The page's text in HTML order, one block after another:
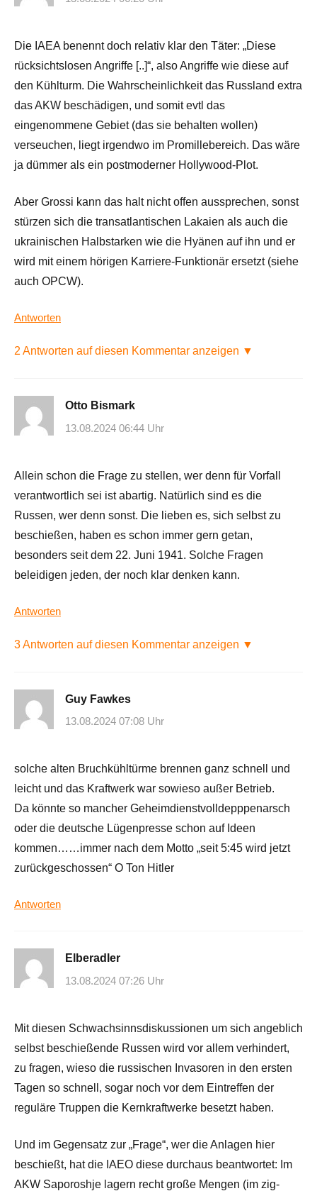
Die IAEA benennt doch relativ klar den Täter: „Diese
rücksichtslosen Angriffe [..]“, also Angriffe wie diese auf
den Kühlturm. Die Wahrscheinlichkeit das Russland extra
das AKW beschädigen, und somit evtl das
eingenommene Gebiet (das sie behalten wollen)
verseuchen, liegt irgendwo im Promillebereich. Das wäre
ja dümmer als ein postmoderner Hollywood-Plot.
Aber Grossi kann das halt nicht offen aussprechen, sonst
stürzen sich die transatlantischen Lakaien als auch die
ukrainischen Halbstarken wie die Hyänen auf ihn und er
wird mit einem hörigen Karriere-Funktionär ersetzt (siehe
auch OPCW).
Antworten
2 Antworten auf diesen Kommentar anzeigen ▼
Otto Bismark
13.08.2024 06:44 Uhr
Allein schon die Frage zu stellen, wer denn für Vorfall
verantwortlich sei ist abartig. Natürlich sind es die
Russen, wer denn sonst. Die lieben es, sich selbst zu
beschießen, haben es schon immer gern getan,
besonders seit dem 22. Juni 1941. Solche Fragen
beleidigen jeden, der noch klar denken kann.
Antworten
3 Antworten auf diesen Kommentar anzeigen ▼
Guy Fawkes
13.08.2024 07:08 Uhr
solche alten Bruchkühltürme brennen ganz schnell und
leicht und das Kraftwerk war sowieso außer Betrieb.
Da könnte so mancher Geheimdienstvolldepppenarsch
oder die deutsche Lügenpresse schon auf Ideen
kommen……immer nach dem Motto „seit 5:45 wird jetzt
zurückgeschossen“ O Ton Hitler
Antworten
Elberadler
13.08.2024 07:26 Uhr
Mit diesen Schwachsinnsdiskussionen um sich angeblich
selbst beschießende Russen wird vor allem verhindert,
zu fragen, wieso die russischen Invasoren in den ersten
Tagen so schnell, sogar noch vor dem Eintreffen der
reguläre Truppen die Kernkraftwerke besetzt haben.
Und im Gegensatz zur „Frage“, wer die Anlagen hier
beschießt, hat die IAEO diese durchaus beantwortet: Im
AKW Saporoshje lagern recht große Mengen (im zig-